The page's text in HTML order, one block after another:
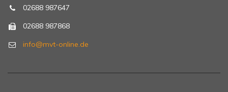
02688 987647
02688 987868
info@mvt-online.de